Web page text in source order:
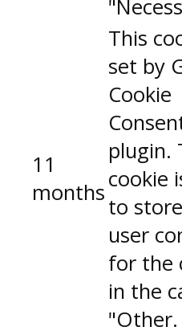
11
months
This
set by
Cookie
plugin.
cookie
to
user
for the
in the
"Other.